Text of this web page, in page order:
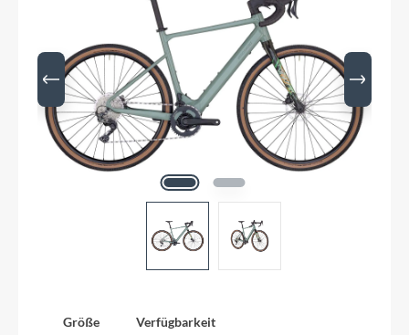
Größe Verfügbarkeit